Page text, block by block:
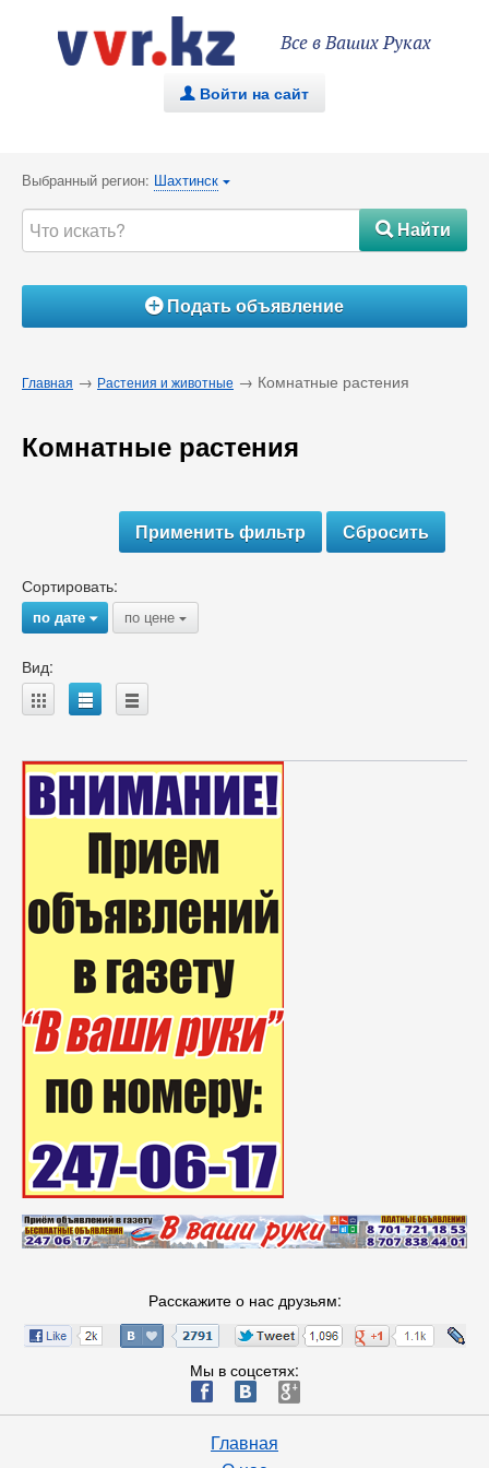
Все в Ваших Руках
. Войти на сайт
Выбранный регион: Шахтинск {
#Найти
ÁПодать объявление
Главная → Растения и животные → Комнатные растения
Комнатные растения
Сортировать:
по дате{ по цене {
Вид:
A B C
Расскажите о нас друзьям:
Мы в соцсетях:
ä æ è
Главная